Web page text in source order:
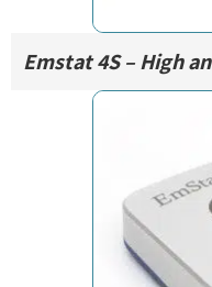
Emstat 4S – High